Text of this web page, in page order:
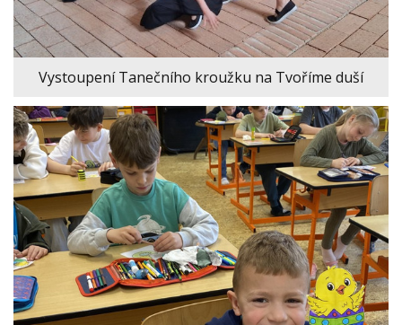
Vystoupení Tanečního kroužku na Tvoříme duší